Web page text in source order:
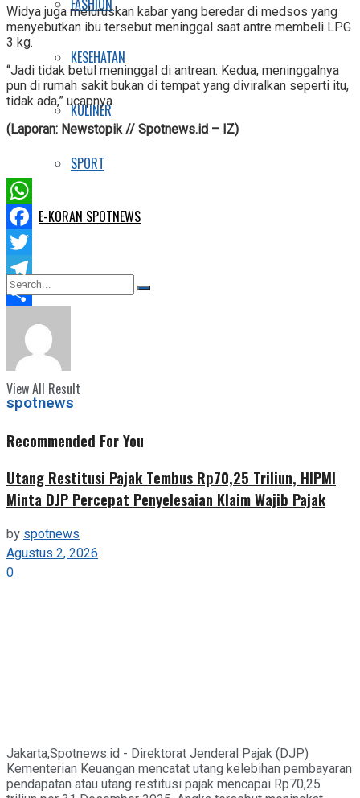
FASHION
KESEHATAN
KULINER
SPORT
E-KORAN SPOTNEWS
No Result
View All Result
Widya juga meluruskan kabar yang beredar di medsos yang
menyebutkan ibu tersebut meninggal saat antre membeli LPG
3 kg.
“Jadi tidak betul meninggal di antrean. Kedua, meninggalnya
pun di rumah sakit bukan di tempat yang diviralkan seperti itu,
tidak ada,” ucapnya.
(Laporan: Newstopik // Spotnews.id – IZ)
WhatsApp
Facebook
Twitter
Telegram
Share
spotnews
Recommended For You
Utang Restitusi Pajak Tembus Rp70,25 Triliun, HIPMI
Minta DJP Percepat Penyelesaian Klaim Wajib Pajak
byspotnews
Agustus 2, 2026
0
Jakarta,Spotnews.id - Direktorat Jenderal Pajak (DJP)
Kementerian Keuangan mencatat utang kelebihan pembayaran
pendapatan atau utang restitusi pajak mencapai Rp70,25